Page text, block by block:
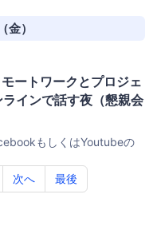
）
ートワークとプロジェ
インで話す夜（懇親会
もしくはYoutubeの
次へ 最後